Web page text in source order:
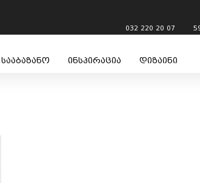
032 220 20 07
სააბაზანო ინსპირაცია დიზაინი